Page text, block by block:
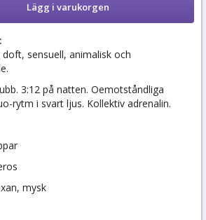
Lägg i varukorgen
sensuell, animalisk och
3:12 på natten. Oemotståndliga
rytm i svart ljus. Kollektiv adrenalin.
mysk